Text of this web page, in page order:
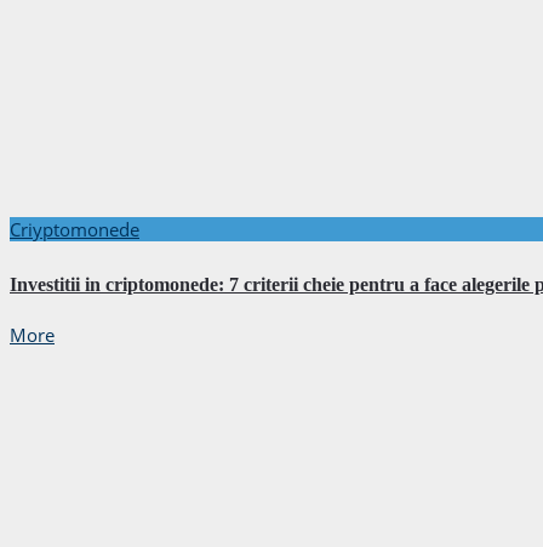
Criyptomonede
Investitii in criptomonede: 7 criterii cheie pentru a face alegerile
More